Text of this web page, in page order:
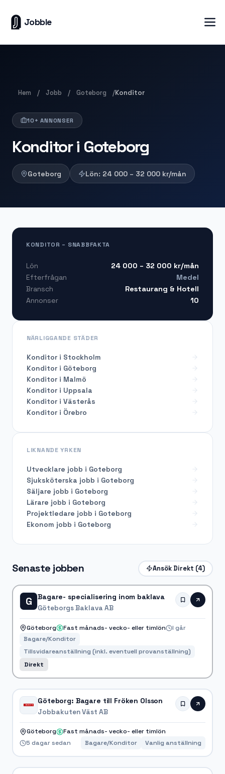
Jobble
Hem / Jobb / Goteborg /Konditor
10+ ANNONSER
Konditor i Goteborg
Goteborg Lön: 24 000 – 32 000 kr/mån
Senaste jobben Ansök Direkt (4)
G Bagare- specialisering inom baklava
Göteborgs Baklava AB
Göteborg Fast månads- vecko- eller timlön
I går
Bagare/Konditor
Tillsvidareanställning (inkl. eventuell provanställning)
Direkt
Göteborg: Bagare till Fröken Olsson
Jobbakuten Väst AB
Göteborg
Fast månads- vecko- eller timlön
5 dagar sedan
Bagare/Konditor Vanlig anställning
KONDITOR – SNABBFAKTA
Lön 24 000 – 32 000 kr/mån
Efterfrågan
Medel
Bransch
Restaurang & Hotell
Annonser
10
NÄRLIGGANDE STÄDER
Konditor i Stockholm
Konditor i Göteborg
Konditor i Malmö
Konditor i Uppsala
Konditor i Västerås
Konditor i Örebro
LIKNANDE YRKEN
Utvecklare jobb i Goteborg
Sjuksköterska jobb i Goteborg
Säljare jobb i Goteborg
Lärare jobb i Goteborg
Projektledare jobb i Goteborg
Ekonom jobb i Goteborg